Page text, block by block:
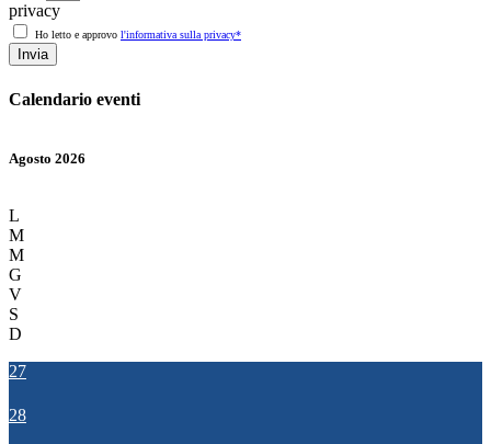
privacy
Ho letto e approvo l'informativa sulla privacy*
Invia
Calendario eventi
Agosto 2026
L
M
M
G
V
S
D
27
28